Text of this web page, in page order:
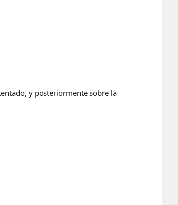
y posteriormente sobre la